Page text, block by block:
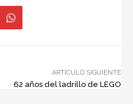
ARTÍCULO SIGUIENTE
62 años del ladrillo de LEGO